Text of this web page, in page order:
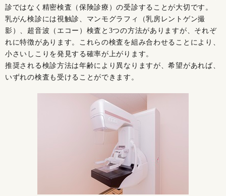
診ではなく精密検査（保険診療）の受診することが大切です。
乳がん検診には視触診、マンモグラフィ（乳房レントゲン撮
影）、超音波（エコー）検査と3つの方法がありますが、それぞ
れに特徴があります。これらの検査を組み合わせることにより、
小さいしこりを発見する確率が上がります。
推奨される検診方法は年齢により異なりますが、希望があれば、
いずれの検査も受けることができます。